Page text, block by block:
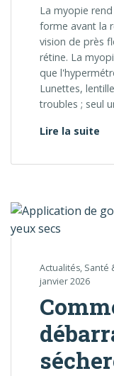
La myopie
forme avant la
vision de près
rétine. La
que
Lunettes,
troubles ; seul
Lire la suite
Actualités, Santé
janvier 2026